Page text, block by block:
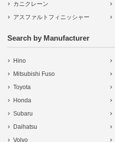
カニクレーン
アスファルトフィニッシャー
Search by Manufacturer
Hino
Mitsubishi Fuso
Toyota
Honda
Subaru
Daihatsu
Volvo